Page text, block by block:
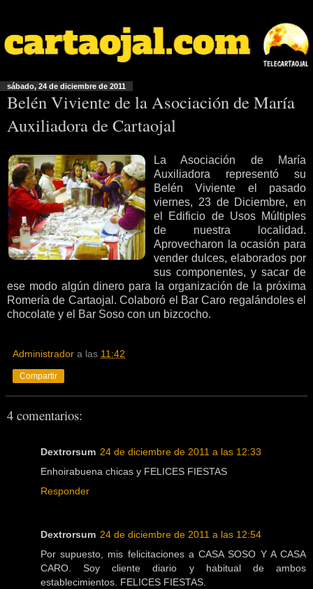
sábado, 24 de diciembre de 2011
Belén Viviente de la Asociación de María
Auxiliadora de Cartaojal
La Asociación de María
Auxiliadora representó su
Belén Viviente el pasado
viernes, 23 de Diciembre, en
el Edificio de Usos Múltiples
de nuestra localidad.
Aprovecharon la ocasión para
vender dulces, elaborados por
sus componentes, y sacar de
ese modo algún dinero para la organización de la próxima
Romería de Cartaojal. Colaboró el Bar Caro regalándoles el
chocolate y el Bar Soso con un bizcocho.
Administrador a las 11:42
Compartir
4 comentarios:
Dextrorsum 24 de diciembre de 2011 a las 12:33
Enhoirabuena chicas y FELICES FIESTAS
Responder
Dextrorsum 24 de diciembre de 2011 a las 12:54
Por supuesto, mis felicitaciones a CASA SOSO Y A CASA
CARO. Soy cliente diario y habitual de ambos
establecimientos. FELICES FIESTAS.